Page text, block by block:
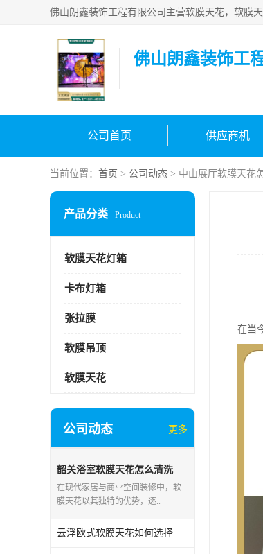
佛山朗鑫装饰工
公司首页 供应商机
当前位置： 首页 > 公司动态 > 中山展厅软膜天花
产品分类 Product
软膜天花灯箱
卡布灯箱
张拉膜
软膜吊顶
软膜天花
公司动态 更多
韶关浴室软膜天花怎么清洗
在现代家居与商业空间装修中，软
膜天花以其独特的优势，逐..
云浮欧式软膜天花如何选择
在当